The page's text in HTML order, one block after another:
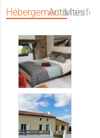
HébergementsActivités